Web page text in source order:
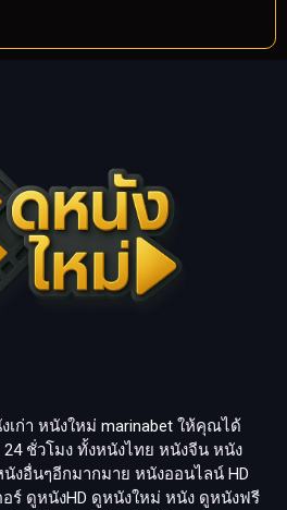
เก่า หนังใหม่ marinabet ให้คุณได้
ชั่วโมง ทั้งหนังไทย หนังจีน หนัง
งอื่นๆอีกมากมาย หนังออนไลน์ HD
อร์ ดูหนังHD ดูหนังใหม่ หนัง ดูหนังฟรี